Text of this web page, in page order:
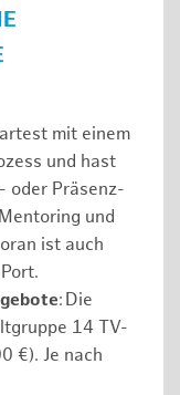
mit einem
und hast
oder Präsenz-
und
ist auch
: Die
14 TV-
€). Je nach